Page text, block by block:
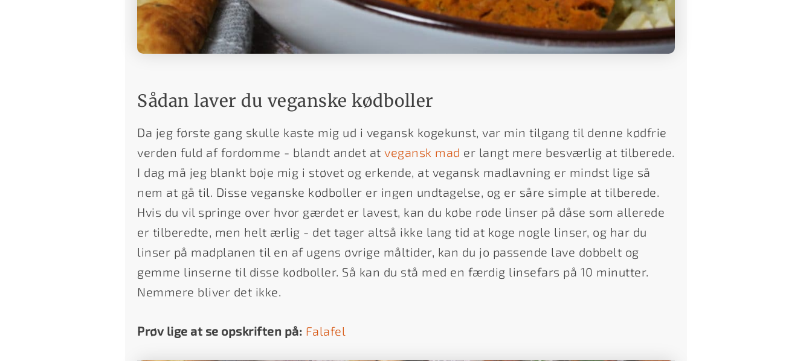
Sådan laver du veganske kødboller
Da jeg første gang skulle kaste mig ud i vegansk kogekunst, var min tilgang til denne kødfrie
verden fuld af fordomme - blandt andet at vegansk mad er langt mere besværlig at tilberede.
I dag må jeg blankt bøje mig i støvet og erkende, at vegansk madlavning er mindst lige så
nem at gå til. Disse veganske kødboller er ingen undtagelse, og er såre simple at tilberede.
Hvis du vil springe over hvor gærdet er lavest, kan du købe røde linser på dåse som allerede
er tilberedte, men helt ærlig - det tager altså ikke lang tid at koge nogle linser, og har du
linser på madplanen til en af ugens øvrige måltider, kan du jo passende lave dobbelt og
gemme linserne til disse kødboller. Så kan du stå med en færdig linsefars på 10 minutter.
Nemmere bliver det ikke.
Prøv lige at se opskriften på: Falafel